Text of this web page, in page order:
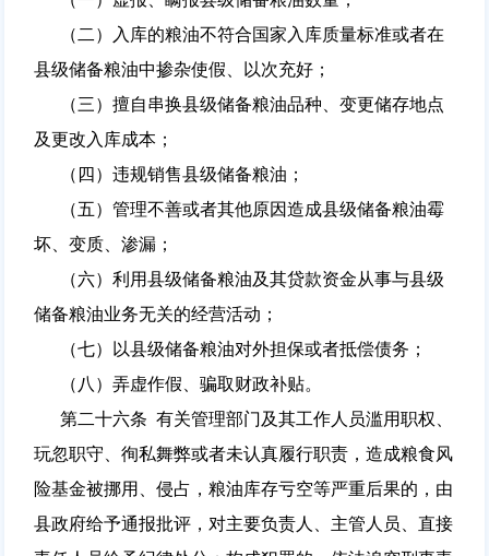
（二）入库的粮油不符合国家入库质量标准或者在
县级储备粮油中掺杂使假、以次充好；
（三）擅自串换县级储备粮油品种、变更储存地点
及更改入库成本；
（四）违规销售县级储备粮油；
（五）管理不善或者其他原因造成县级储备粮油霉
坏、变质、渗漏；
（六）利用县级储备粮油及其贷款资金从事与县级
储备粮油业务无关的经营活动；
（七）以县级储备粮油对外担保或者抵偿债务；
（八）弄虚作假、骗取财政补贴。
第二十六条 有关管理部门及其工作人员滥用职权、
玩忽职守、徇私舞弊或者未认真履行职责，造成粮食风
险基金被挪用、侵占，粮油库存亏空等严重后果的，由
县政府给予通报批评，对主要负责人、主管人员、直接